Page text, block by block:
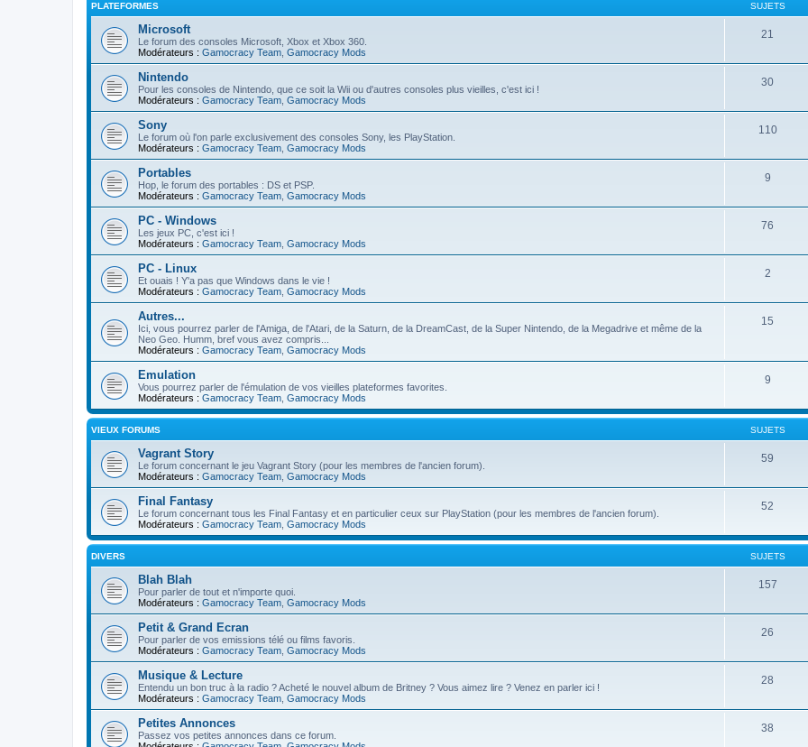
PLATEFORMES SUJETS
Microsoft
Le forum des consoles Microsoft, Xbox et Xbox 360.
Modérateurs : Gamocracy Team Gamocracy Mods
21
Nintendo
Pour les consoles de Nintendo, que ce soit la Wii ou d'autres consoles plus vieilles, c'est ici !
Modérateurs : Gamocracy Team Gamocracy Mods
30
Sony
Le forum où l'on parle exclusivement des consoles Sony, les PlayStation.
Modérateurs : Gamocracy Team Gamocracy Mods
110
Portables
Hop, le forum des portables : DS et PSP.
Modérateurs : Gamocracy Team Gamocracy Mods
9
PC - Windows
Les jeux PC, c'est ici !
Modérateurs : Gamocracy Team Gamocracy Mods
76
PC - Linux
Et ouais ! Y'a pas que Windows dans le vie !
Modérateurs : Gamocracy Team Gamocracy Mods
2
Autres...
Ici, vous pourrez parler de l'Amiga, de l'Atari, de la Saturn, de la DreamCast, de la Super Nintendo, de la Megadrive et même de la
Neo Geo. Humm, bref vous avez compris...
Modérateurs : Gamocracy Team Gamocracy Mods
15
Emulation
Vous pourrez parler de l'émulation de vos vieilles plateformes favorites.
Modérateurs : Gamocracy Team Gamocracy Mods
9
VIEUX FORUMS SUJETS
Vagrant Story
Le forum concernant le jeu Vagrant Story (pour les membres de l'ancien forum).
Modérateurs : Gamocracy Team Gamocracy Mods
59
Final Fantasy
Le forum concernant tous les Final Fantasy et en particulier ceux sur PlayStation (pour les membres de l'ancien forum).
Modérateurs : Gamocracy Team Gamocracy Mods
52
DIVERS SUJETS
Blah Blah
Pour parler de tout et n'importe quoi.
Modérateurs : Gamocracy Team Gamocracy Mods
157
Petit & Grand Ecran
Pour parler de vos emissions télé ou films favoris.
Modérateurs : Gamocracy Team Gamocracy Mods
26
Musique & Lecture
Entendu un bon truc à la radio ? Acheté le nouvel album de Britney ? Vous aimez lire ? Venez en parler ici !
Modérateurs : Gamocracy Team Gamocracy Mods
28
Petites Annonces
Passez vos petites annonces dans ce forum.
38